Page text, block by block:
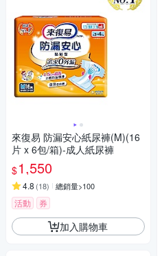
來復易 防漏安心紙尿褲(M)(16
片 x 6包/箱)-成人紙尿褲
$1,550
4.8 (18) 總銷量>100
活動 券
加入購物車